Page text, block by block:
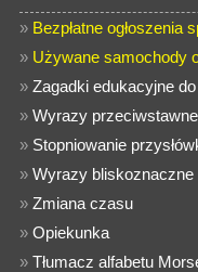
» Bezpłatne ogłoszenia
» Używane samochody
»Zagadki edukacyjne
»Wyrazy przeciwstawne
» Stopniowanie
»Wyrazy bliskoznaczne
»Zmiana czasu
»Opiekunka
»Tłumacz alfabetu